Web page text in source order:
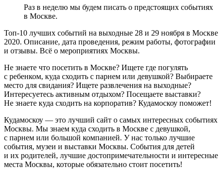
Раз в неделю мы будем писать о предстоящих событиях
в Москве.
Топ-10 лучших событий на выходные 28 и 29 ноября в Москве
2020. Описание, дата проведения, режим работы, фотографии
и отзывы. Всё о мероприятиях Москвы.
Не знаете что посетить в Москве? Ищете где погулять
с ребенком, куда сходить с парнем или девушкой? Выбираете
место для свидания? Ищете развлечения на выходные?
Интересуетесь активным отдыхом? Посещаете выставки?
Не знаете куда сходить на корпоратив? Кудамоскоу поможет!
Кудамоскоу — это лучший сайт о самых интересных событиях
Москвы. Мы знаем куда сходить в Москве с девушкой,
с парнем или большой компанией. У нас только лучшие
события, музеи и выставки Москвы. События для детей
и их родителей, лучшие достопримечательности и интересные
места Москвы, которые обязательно стоит посетить!